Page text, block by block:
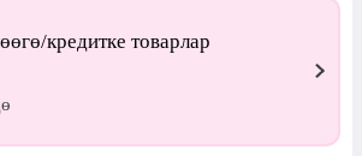
кредитке товарлар